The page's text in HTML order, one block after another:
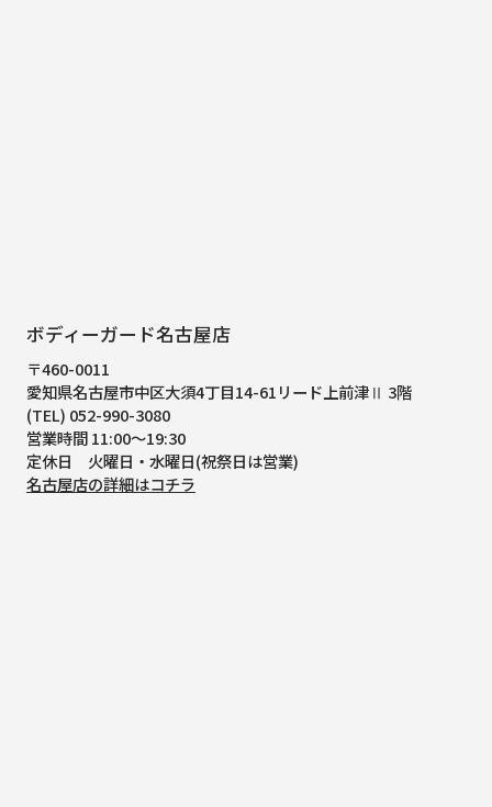
ボディーガード名古屋店
〒460-0011
愛知県名古屋市中区大須4丁目14-61リード上前津Ⅱ 3階
(TEL) 052-990-3080
営業時間 11:00～19:30
定休日 火曜日・水曜日(祝祭日は営業)
名古屋店の詳細はコチラ